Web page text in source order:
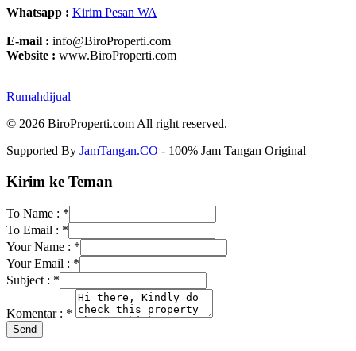
Whatsapp : Kirim Pesan WA
E-mail : info@BiroProperti.com
Website : www.BiroProperti.com
Rumahdijual
© 2026 BiroProperti.com All right reserved.
Supported By JamTangan.CO - 100% Jam Tangan Original
Kirim ke Teman
To Name : *
To Email : *
Your Name : *
Your Email : *
Subject : *
Komentar : *